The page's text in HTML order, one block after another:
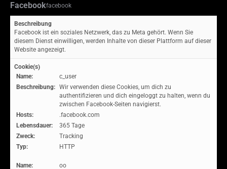
Facebookfacebook
Beschreibung
Facebook ist ein soziales Netzwerk, das zu Meta gehört. Wenn Sie
diesem Dienst einwilligen, werden Inhalte von dieser Plattform auf dieser
Website angezeigt.
Cookie(s)
Name:
c_user
Beschreibung: Wir verwenden diese Cookies, um dich zu
authentifizieren und dich eingeloggt zu halten, wenn du
zwischen Facebook-Seiten navigierst.
Hosts:
.facebook.com
Lebensdauer:
365 Tage
Zweck:
Tracking
Typ:
HTTP
Name: oo